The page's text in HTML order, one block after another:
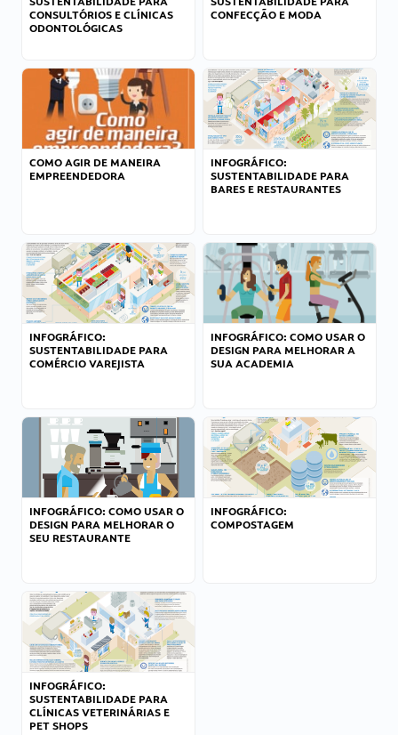
CONSULTÓRIOS E CLÍNICAS
ODONTOLÓGICAS
CONFECÇÃO E MODA
COMO AGIR DE MANEIRA
EMPREENDEDORA
INFOGRÁFICO:
SUSTENTABILIDADE PARA
BARES E RESTAURANTES
INFOGRÁFICO:
SUSTENTABILIDADE PARA
COMÉRCIO VAREJISTA
INFOGRÁFICO: COMO USAR O
DESIGN PARA MELHORAR A
SUA ACADEMIA
INFOGRÁFICO: COMO USAR O
DESIGN PARA MELHORAR O
SEU RESTAURANTE
INFOGRÁFICO:
COMPOSTAGEM
INFOGRÁFICO:
SUSTENTABILIDADE PARA
CLÍNICAS VETERINÁRIAS E
PET SHOPS